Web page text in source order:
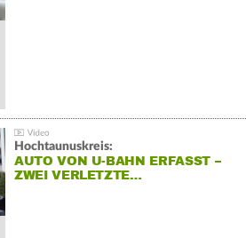
Hochtaunuskreis:
AUTO VON U-BAHN ERFASST –
ZWEI VERLETZTE…